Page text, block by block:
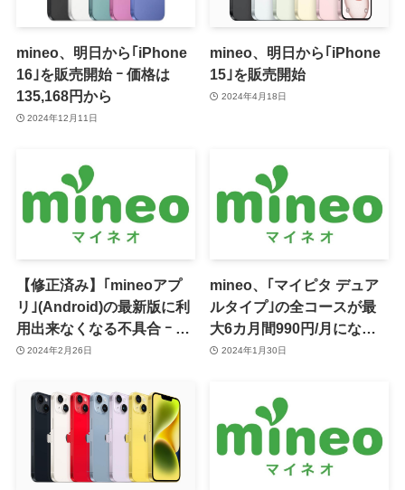
mineo、明日から｢iPhone
16｣を販売開始 ｰ 価格は
135,168円から
2024年12月11日
mineo、明日から｢iPhone
15｣を販売開始
2024年4月18日
【修正済み】｢mineoアプ
リ｣(Android)の最新版に利
用出来なくなる不具合 ｰ ア
ップデートしないよう注意
2024年2月26日
mineo、｢マイピタ デュア
ルタイプ｣の全コースが最
大6カ月間990円/月になる
キャンペーンなどを2月か
2024年1月30日